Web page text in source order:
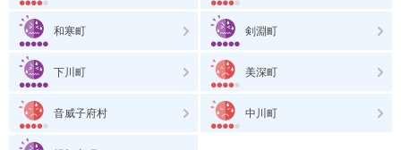
和寒町 剣淵町
下川町 美深町
音威子府村 中川町